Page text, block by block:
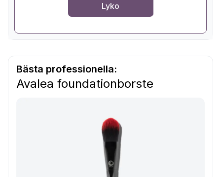
Lyko
Bästa professionella:
Avalea foundationborste